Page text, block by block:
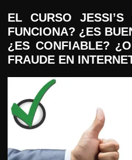
EL CURSO JESSI’S
FUNCIONA? ¿ES
¿ES CONFIABLE?
FRAUDE EN